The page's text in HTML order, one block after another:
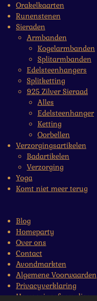
Orakelkaarten
Runenstenen
Sieraden
Armbanden
Kogelarmbanden
Splitarmbanden
Edelsteenhangers
Splitketting
925 Zilver Sieraad
Alles
Edelsteenhanger
Ketting
Oorbellen
Verzorgingsartikelen
Badartikelen
Verzorging
Yoga
Komt niet meer terug
Blog
Homeparty
Over ons
Contact
Avondmarkten
Algemene Voorwaarden
Privacyverklaring
Herroepingsformulier